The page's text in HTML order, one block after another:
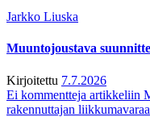
Jarkko Liuska
Muuntojoustava
Kirjoitettu 7.7.2026
Ei kommentteja artikkeliin
rakennuttajan liikkumavaraa